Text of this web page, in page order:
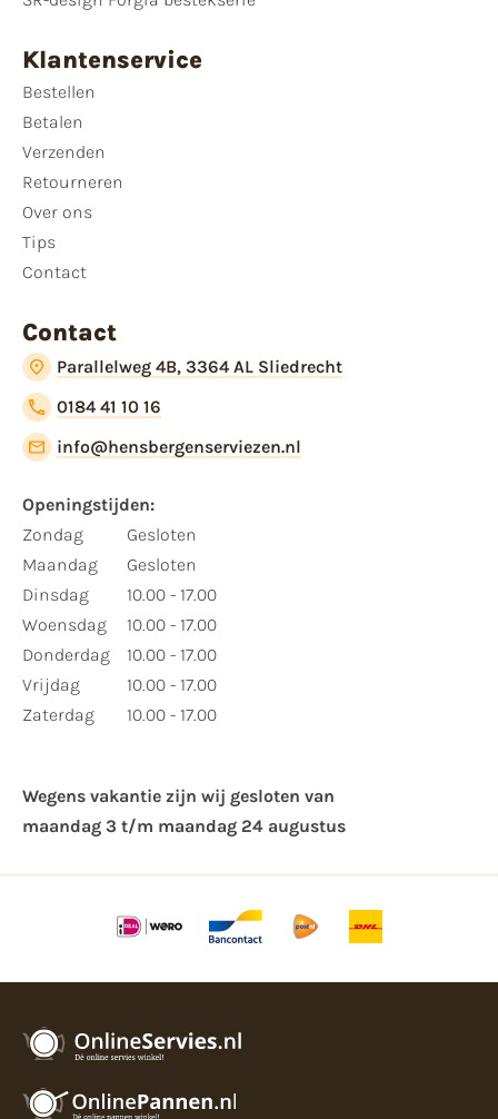
Klantenservice
Bestellen
Betalen
Verzenden
Retourneren
Over ons
Tips
Contact
Contact
Parallelweg 4B, 3364 AL Sliedrecht
0184 41 10 16
info@hensbergenserviezen.nl
Openingstijden:
Zondag
Maandag
Dinsdag
Woensdag
Donderdag
Vrijdag
Zaterdag
Gesloten
Gesloten
10.00 - 17.00
10.00 - 17.00
10.00 - 17.00
10.00 - 17.00
10.00 - 17.00
Wegens vakantie zijn wij gesloten van ​
maandag 3 t/m maandag 24 augustus